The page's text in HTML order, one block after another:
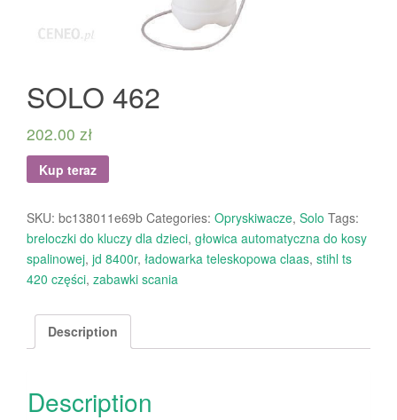
SOLO 462
202.00 zł
Kup teraz
SKU: bc138011e69b Categories: Opryskiwacze, Solo Tags:
breloczki do kluczy dla dzieci, głowica automatyczna do kosy
spalinowej, jd 8400r, ładowarka teleskopowa claas, stihl ts
420 części, zabawki scania
Description
Description